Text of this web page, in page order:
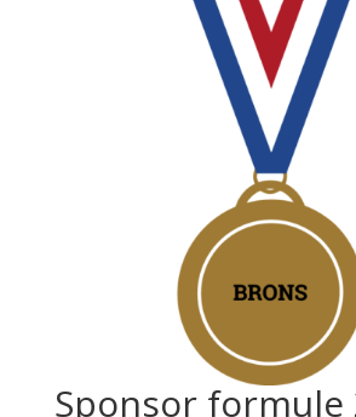
Sponsor formule